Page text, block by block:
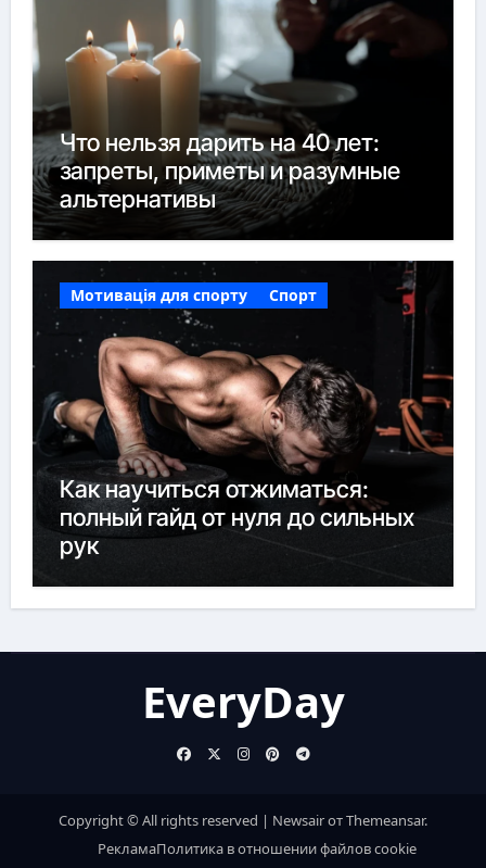
Что нельзя дарить на 40 лет:
запреты, приметы и разумные
альтернативы
Мотивація для спорту Спорт
Как научиться отжиматься:
полный гайд от нуля до сильных
рук
EveryDay
Copyright © All rights reserved | NewsairотThemeansar.
РекламаПолитика в отношении файлов cookie